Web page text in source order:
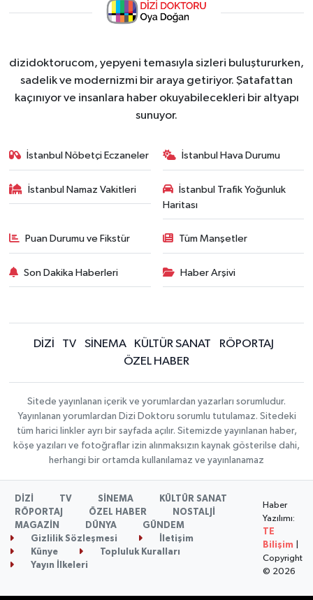
dizidoktorucom, yepyeni temasıyla sizleri buluştururken,
sadelik ve modernizmi bir araya getiriyor. Şatafattan
kaçınıyor ve insanlara haber okuyabilecekleri bir altyapı
sunuyor.
İstanbul Nöbetçi Eczaneler İstanbul Hava Durumu
İstanbul Namaz Vakitleri
İstanbul Trafik Yoğunluk
Haritası
Puan Durumu ve Fikstür Tüm Manşetler
Son Dakika Haberleri Haber Arşivi
DİZİ TV SİNEMA KÜLTÜR SANAT
RÖPORTAJ
ÖZEL HABER
Sitede yayınlanan içerik ve yorumlardan yazarları sorumludur.
Yayınlanan yorumlardan Dizi Doktoru sorumlu tutulamaz. Sitedeki
tüm harici linkler ayrı bir sayfada açılır. Sitemizde yayınlanan haber,
köşe yazıları ve fotoğraflar izin alınmaksızın kaynak gösterilse dahi,
herhangi bir ortamda kullanılamaz ve yayınlanamaz
DİZİ TV SİNEMA
KÜLTÜR SANAT
RÖPORTAJ
ÖZEL HABER
NOSTALJİ
MAGAZİN
DÜNYA
GÜNDEM
Gizlilik Sözleşmesi
İletişim
Künye
Topluluk Kuralları
Yayın İlkeleri
Haber
Yazılımı:
TE
Bilişim
Copyright
© 2026